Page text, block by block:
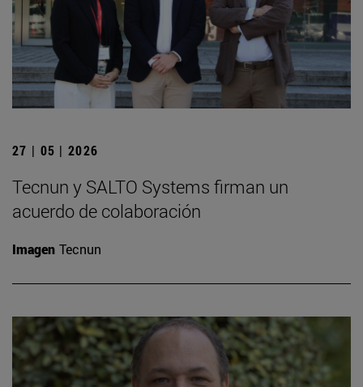
27 | 05 | 2026
Tecnun y SALTO Systems firman un
acuerdo de colaboración
Imagen Tecnun